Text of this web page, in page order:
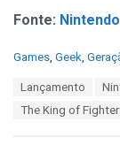
Fonte:
C
Games, Geek,
Lançamento
The King of